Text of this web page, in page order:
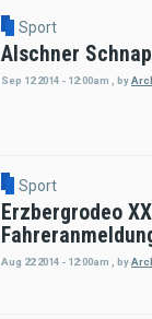
Sport
Alschner
Sep 12 2014 - 12:00am , by
Sport
Erzbergrodeo
Aug 22 2014 - 12:00am by